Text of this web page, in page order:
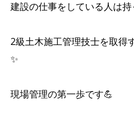
建設の仕事をしている人は
2級土木施工管理技士を取得
✨
現場管理の第一歩です💪